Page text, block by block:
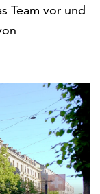
Team vor und